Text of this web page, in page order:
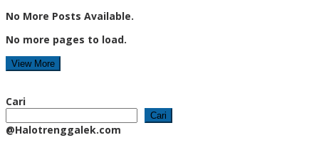
No More Posts Available.
No more pages to load.
View More
Cari
Cari
@Halotrenggalek.com